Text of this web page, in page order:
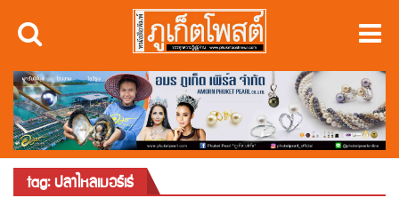
tag: ปลาไหลเมอร์เร่